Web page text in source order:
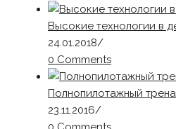
Высокие технологии в
24.01.2018/
0 Comments
Полнопилотажный
23.11.2016/